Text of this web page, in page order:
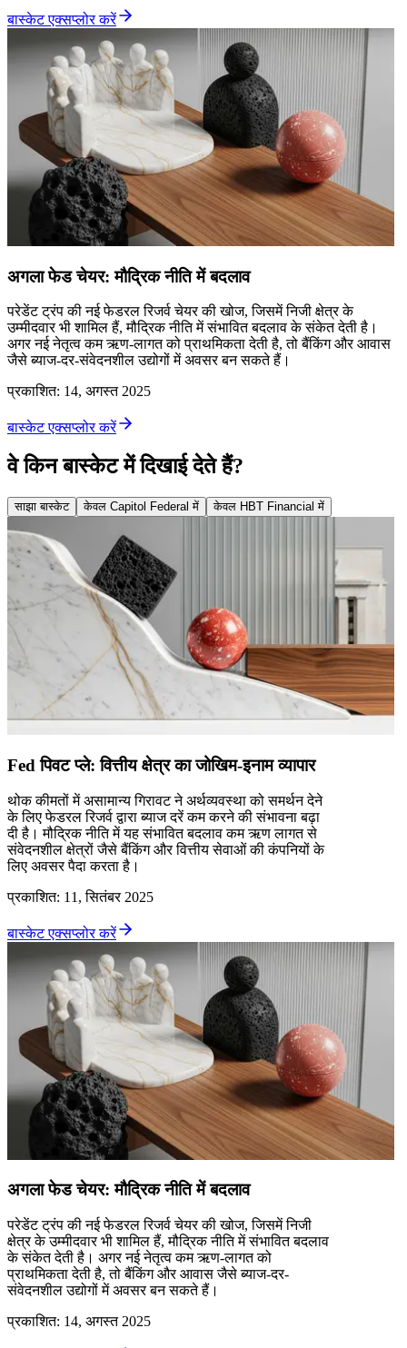
बास्केट एक्सप्लोर करें
अगला फेड चेयर: मौद्रिक नीति में बदलाव
परेडेंट ट्रंप की नई फेडरल रिजर्व चेयर की खोज, जिसमें निजी क्षेत्र के
उम्मीदवार भी शामिल हैं, मौद्रिक नीति में संभावित बदलाव के संकेत देती है।
अगर नई नेतृत्व कम ऋण-लागत को प्राथमिकता देती है, तो बैंकिंग और आवास
जैसे ब्याज-दर-संवेदनशील उद्योगों में अवसर बन सकते हैं।
प्रकाशित: 14, अगस्त 2025
बास्केट एक्सप्लोर करें
वे किन बास्केट में दिखाई देते हैं?
साझा बास्केट केवल Capitol Federal में केवल HBT Financial में
Fed पिवट प्ले: वित्तीय क्षेत्र का जोखिम-इनाम व्यापार
थोक कीमतों में असामान्य गिरावट ने अर्थव्यवस्था को समर्थन देने
के लिए फेडरल रिजर्व द्वारा ब्याज दरें कम करने की संभावना बढ़ा
दी है। मौद्रिक नीति में यह संभावित बदलाव कम ऋण लागत से
संवेदनशील क्षेत्रों जैसे बैंकिंग और वित्तीय सेवाओं की कंपनियों के
लिए अवसर पैदा करता है।
प्रकाशित: 11, सितंबर 2025
बास्केट एक्सप्लोर करें
अगला फेड चेयर: मौद्रिक नीति में बदलाव
परेडेंट ट्रंप की नई फेडरल रिजर्व चेयर की खोज, जिसमें निजी
क्षेत्र के उम्मीदवार भी शामिल हैं, मौद्रिक नीति में संभावित बदलाव
के संकेत देती है। अगर नई नेतृत्व कम ऋण-लागत को
प्राथमिकता देती है, तो बैंकिंग और आवास जैसे ब्याज-दर-
संवेदनशील उद्योगों में अवसर बन सकते हैं।
प्रकाशित: 14, अगस्त 2025